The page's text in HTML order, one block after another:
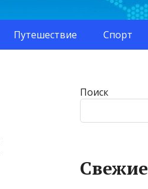
Путешествие Спорт
Поиск